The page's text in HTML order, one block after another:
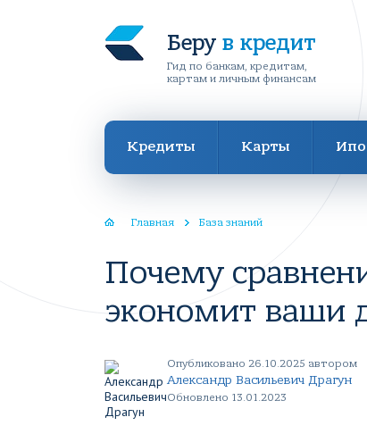
Беру в кредит
Гид по банкам, кредитам,
картам и личным финансам
Кредиты Карты
Главная База знаний
Почему
экономит ваши
Опубликовано 26.10.2025 автором
Александр Васильевич Драгун
Обновлено 13.01.2023